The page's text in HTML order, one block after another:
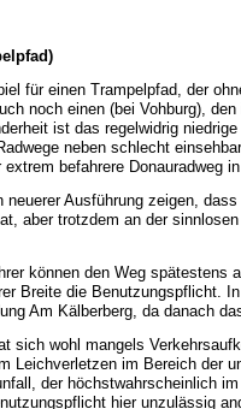
für einen Trampelpfad, der
noch einen (bei Vohburg),
ist das regelwidrig
neben schlecht
extrem befahrere Donauradweg
neuerer Ausführung zeigen,
aber trotzdem an der
können den Weg
Breite die Benutzungspflicht.
Am Kälberberg, da danach
sich wohl mangels
Leichverletzen im Bereich der
der höchstwahrscheinlich
hier unzulässig